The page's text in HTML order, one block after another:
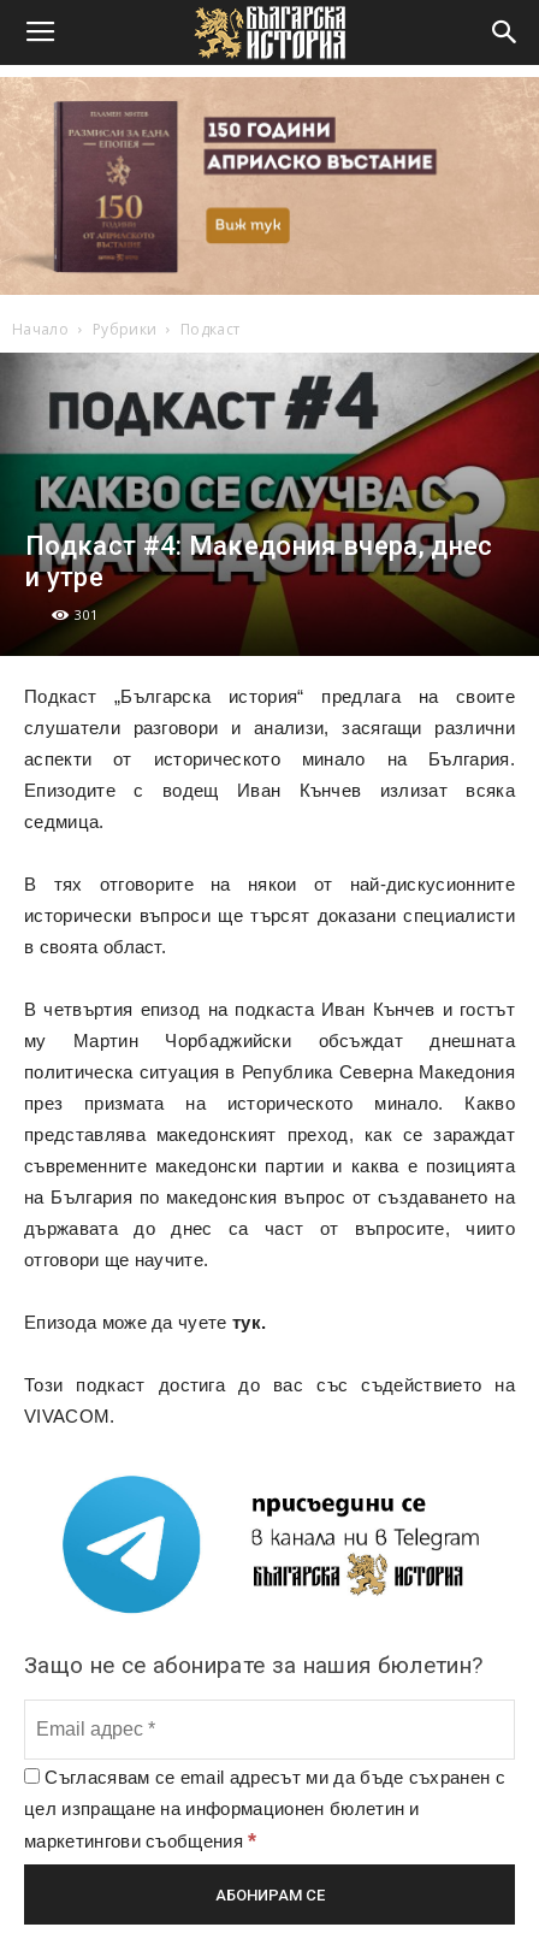
Начало Рубрики Подкаст
Подкаст #4: Македония вчера, днес
и утре
301
Подкаст „Българска история“ предлага на своите
слушатели разговори и анализи, засягащи различни
аспекти от историческото минало на България.
Епизодите с водещ Иван Кънчев излизат всяка
седмица.
В тях отговорите на някои от най-дискусионните
исторически въпроси ще търсят доказани специалисти
в своята област.
В четвъртия епизод на подкаста Иван Кънчев и гостът
му Мартин Чорбаджийски обсъждат днешната
политическа ситуация в Република Северна Македония
през призмата на историческото минало. Какво
представлява македонският преход, как се зараждат
съвременните македонски партии и каква е позицията
на България по македонския въпрос от създаването на
държавата до днес са част от въпросите, чиито
отговори ще научите.
Епизода може да чуететук.
Този подкаст достига до вас със съдействието на
VIVACOM.
Защо не се абонирате за нашия бюлетин?
Съгласявам се email адресът ми да бъде съхранен с
цел изпращане на информационен бюлетин и
маркетингови съобщения*